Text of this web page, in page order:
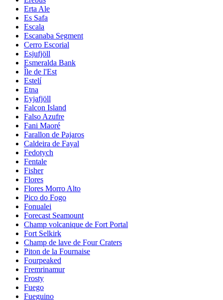
Erta Ale
Es Safa
Escala
Escanaba Segment
Cerro Escorial
Esjufjöll
Esmeralda Bank
Île de l'Est
Estelí
Etna
Eyjafjöll
Falcon Island
Falso Azufre
Fani Maoré
Farallon de Pajaros
Caldeira de Fayal
Fedotych
Fentale
Fisher
Flores
Flores Morro Alto
Pico do Fogo
Fonualei
Forecast Seamount
Champ volcanique de Fort Portal
Fort Selkirk
Champ de lave de Four Craters
Piton de la Fournaise
Fourpeaked
Fremrinamur
Frosty
Fuego
Fueguino